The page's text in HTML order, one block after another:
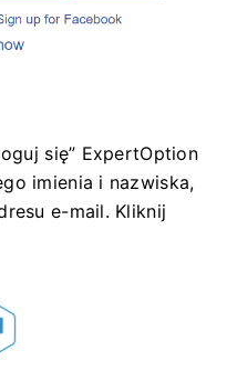
się” ExpertOption
imienia i nazwiska,
e-mail. Kliknij